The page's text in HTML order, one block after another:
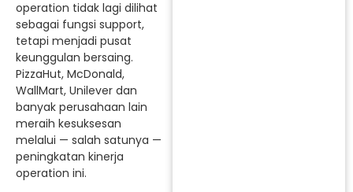
operation tidak lagi dilihat
sebagai fungsi support,
tetapi menjadi pusat
keunggulan bersaing.
PizzaHut, McDonald,
WallMart, Unilever dan
banyak perusahaan lain
meraih kesuksesan
melalui — salah satunya —
peningkatan kinerja
operation ini.